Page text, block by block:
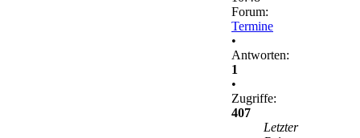
Forum:
Termine
•
Antworten:
1
•
Zugriffe:
407
Letzter